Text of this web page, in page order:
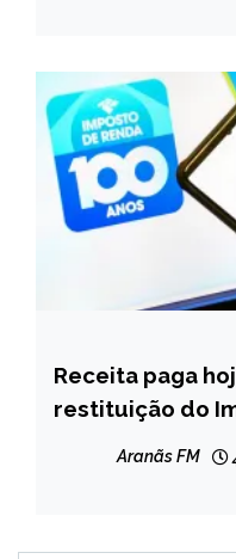
BRASIL
NOTÍCIAS
Receita paga
restituição do
Aranãs FM